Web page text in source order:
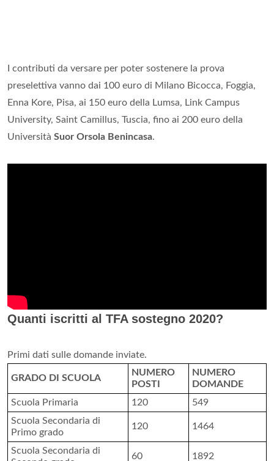
I contributi da versare per poter sostenere la prova
preselettiva vanno dai 100 euro di Milano Bicocca, Foggia,
Enna Kore, Pisa, ai 150 euro della Lumsa, Link Campus
University, Saint Camillus, Tuscia, fino ai 200 euro della
Università Suor Orsola Benincasa.
Quanti iscritti al TFA sostegno 2020?
Primi dati sulle domande inviate.
GRADO DI SCUOLA
NUMERO
POSTI
NUMERO
DOMANDE
Scuola Primaria
120
549
Scuola Secondaria di
Primo grado
120 1464
Scuola Secondaria di
60 1892